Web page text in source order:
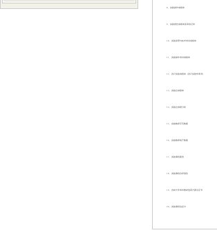
8 实验操作成绩单
9 实验报告成绩单及审批记录
10 实验原理与技术考试成绩单
11 实验操作考试成绩单
12 设计实验成绩单（设计实验申请书）
13 实验总成绩单
14 、实验总成绩分析
15 、实验教师手写教案
16 、实验教师电子教案
17 、实验课程要览
18 、实验课程自评报告
19 、吉林大学本科教材选用方案论证书
20 、实验课程信息卡